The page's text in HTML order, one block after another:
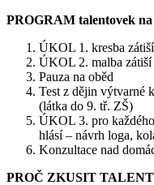
PROGRAM talentovek na
ÚKOL 1. kresba
ÚKOL 2. malba zátiší
Pauza na oběd
Test z dějin výtvarné
(látka do 9. tř. ZŠ)
ÚKOL 3. pro
hlásí – návrh loga,
Konzultace nad
PROČ ZKUSIT